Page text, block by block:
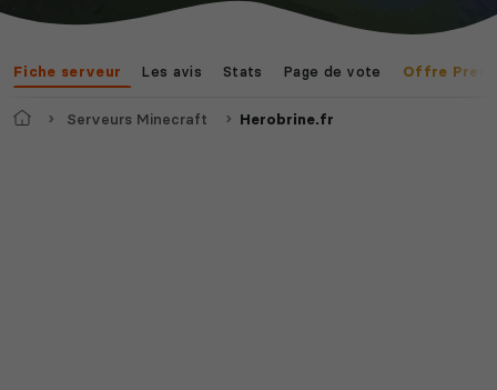
Fiche serveur Les avis Stats Page de vote Offre
AccueilServeurs Minecraft Herobrine.fr